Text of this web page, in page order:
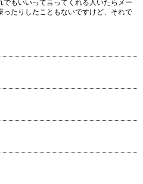
もいいって言ってくれる人いたらメー
たりしたこともないですけど、それで